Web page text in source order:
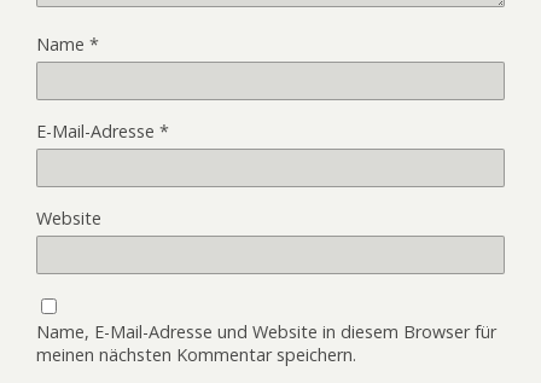
Name *
E-Mail-Adresse *
Website
Name, E-Mail-Adresse und Website in diesem Browser für
meinen nächsten Kommentar speichern.